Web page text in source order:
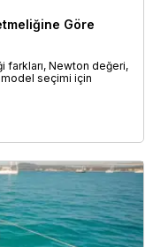
Göre
farkları, Newton değeri,
seçimi için